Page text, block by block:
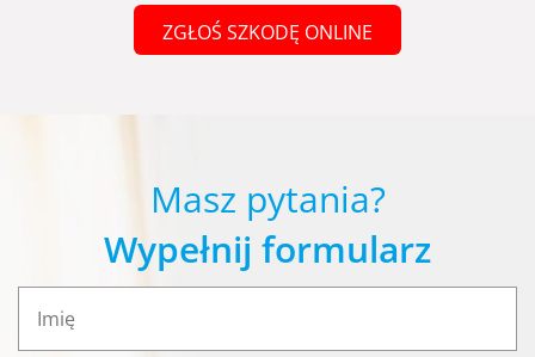
ZGŁOŚ SZKODĘ ONLINE
Masz pytania?
Wypełnij formularz